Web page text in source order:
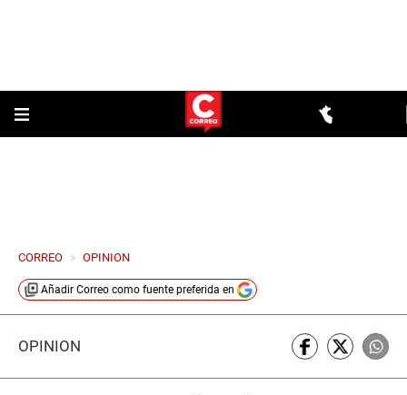
CORREO > OPINION
Añadir Correo como fuente preferida en
OPINIÓN